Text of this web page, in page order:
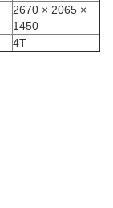
2670 × 2065 ×
1450
4T